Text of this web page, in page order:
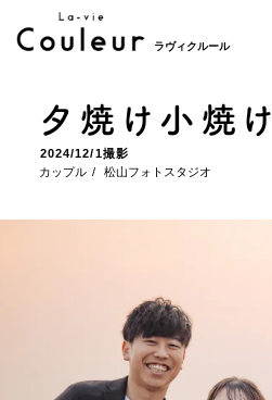
ラヴィクルール
夕焼け小焼け
2024/12/1撮影
カップル
松山フォトスタジオ